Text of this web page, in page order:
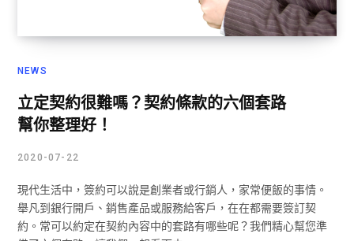
NEWS
立定契約很難嗎？契約條款的六個套路
幫你整理好！
2020-07-22
現代生活中，簽約可以說是創業者或行銷人，家常便飯的事情。
舉凡到銀行開戶、銷售產品或服務給客戶，在在都需要簽訂契
約。常可以約定在契約內容中的套路有哪些呢？我們精心幫您準